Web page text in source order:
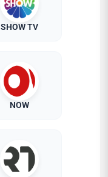
SHOW TV
NOW